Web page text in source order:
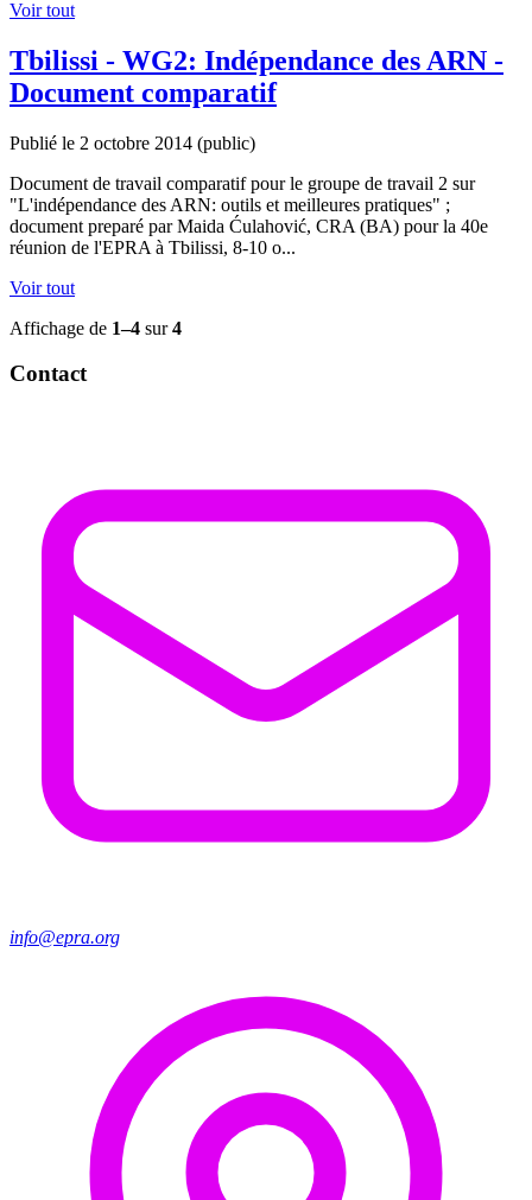
Voir tout
Tbilissi - WG2: Indépendance des ARN -
Document comparatif
Publié le 2 octobre 2014 (public)
Document de travail comparatif pour le groupe de travail 2 sur
"L'indépendance des ARN: outils et meilleures pratiques" ;
document preparé par Maida Ćulahović, CRA (BA) pour la 40e
réunion de l'EPRA à Tbilissi, 8-10 o...
Voir tout
Affichage de 1–4 sur4
Contact
info@epra.org